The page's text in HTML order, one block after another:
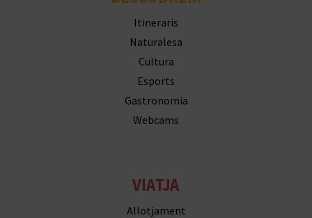
Itineraris
Naturalesa
Cultura
Esports
Gastronomia
Webcams
VIATJA
Allotjament